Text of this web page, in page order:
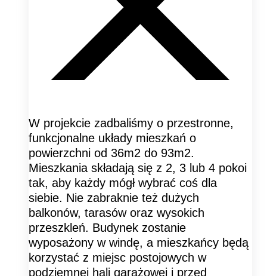
W projekcie zadbaliśmy o przestronne,
funkcjonalne układy mieszkań o
powierzchni od 36m2 do 93m2.
Mieszkania składają się z 2, 3 lub 4 pokoi
tak, aby każdy mógł wybrać coś dla
siebie. Nie zabraknie też dużych
balkonów, tarasów oraz wysokich
przeszkleń. Budynek zostanie
wyposażony w windę, a mieszkańcy będą
korzystać z miejsc postojowych w
podziemnej hali garażowej i przed